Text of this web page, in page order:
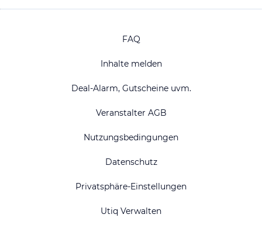
FAQ
Inhalte melden
Deal-Alarm, Gutscheine uvm.
Veranstalter AGB
Nutzungsbedingungen
Datenschutz
Privatsphäre-Einstellungen
Utiq Verwalten